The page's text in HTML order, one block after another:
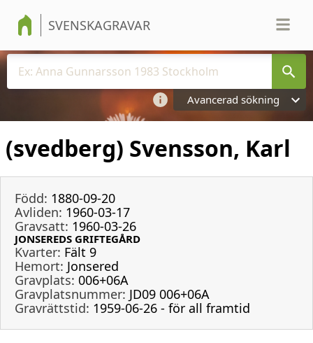
SVENSKAGRAVAR
Avancerad sökning
(svedberg) Svensson, Karl
Född: 1880-09-20
Avliden: 1960-03-17
Gravsatt: 1960-03-26
JONSEREDS GRIFTEGÅRD
Kvarter: Fält 9
Hemort: Jonsered
Gravplats: 006+06A
Gravplatsnummer: JD09 006+06A
Gravrättstid: 1959-06-26 - för all framtid